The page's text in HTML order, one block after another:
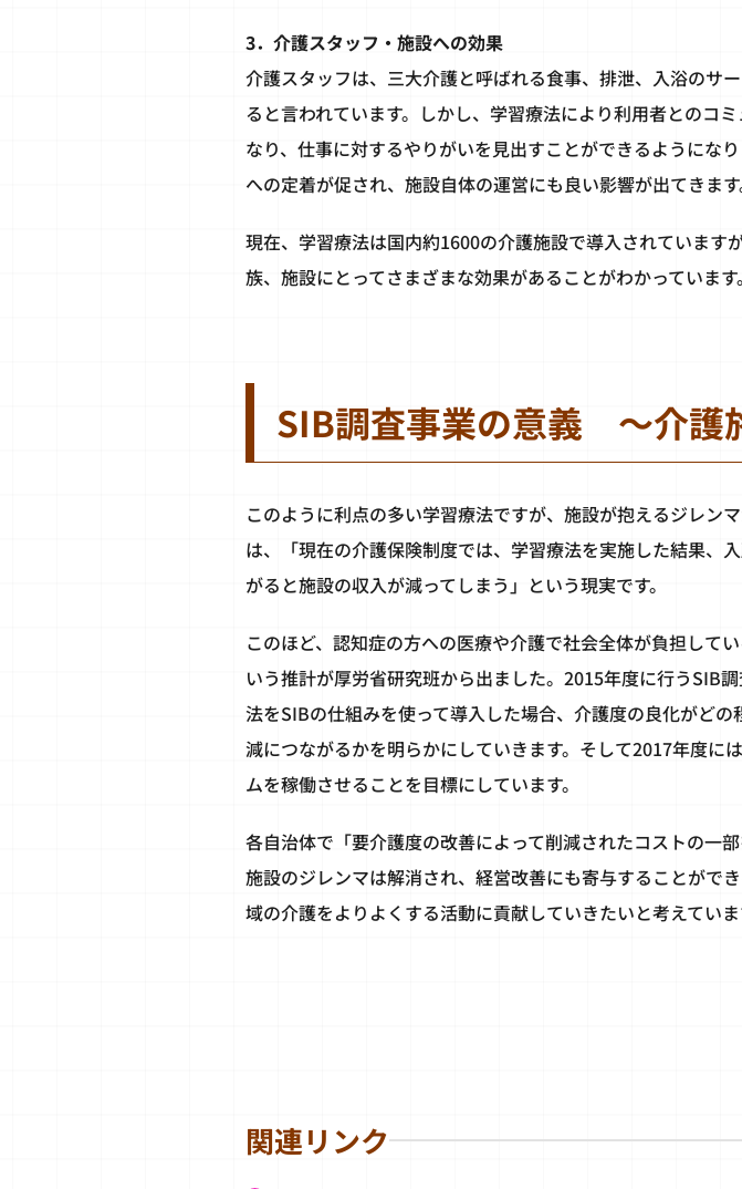
3．介護スタッフ・施設への効果
介護スタッフは、三大介護と呼ばれる食事、排泄、入浴のサ
ると言われています。しかし、学習療法により利用者とのコ
なり、仕事に対するやりがいを見出すことができるようにな
への定着が促され、施設自体の運営にも良い影響が出てきます
現在、学習療法は国内約1600の介護施設で導入されていま
族、施設にとってさまざまな効果があることがわかっています。
SIB調査事業の意義 ～介護
このように利点の多い学習療法ですが、施設が抱えるジレン
は、「現在の介護保険制度では、学習療法を実施した結果、
がると施設の収入が減ってしまう」という現実です。
このほど、認知症の方への医療や介護で社会全体が負担して
いう推計が厚労省研究班から出ました。2015年度に行うSIB
法をSIBの仕組みを使って導入した場合、介護度の良化がどの
減につながるかを明らかにしていきます。そして2017年度に
ムを稼働させることを目標にしています。
各自治体で「要介護度の改善によって削減されたコストの一
施設のジレンマは解消され、経営改善にも寄与することがで
域の介護をよりよくする活動に貢献していきたいと考えていま
関連リンク